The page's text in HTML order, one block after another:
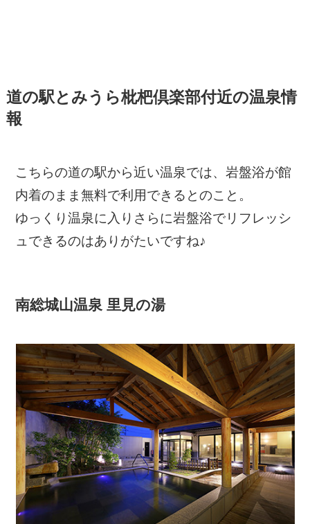
道の駅とみうら枇杷倶楽部付近の温泉情
報
こちらの道の駅から近い温泉では、岩盤浴が館
内着のまま無料で利用できるとのこと。
ゆっくり温泉に入りさらに岩盤浴でリフレッシ
ュできるのはありがたいですね♪
南総城山温泉 里見の湯